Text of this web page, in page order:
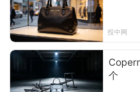
投中网
个